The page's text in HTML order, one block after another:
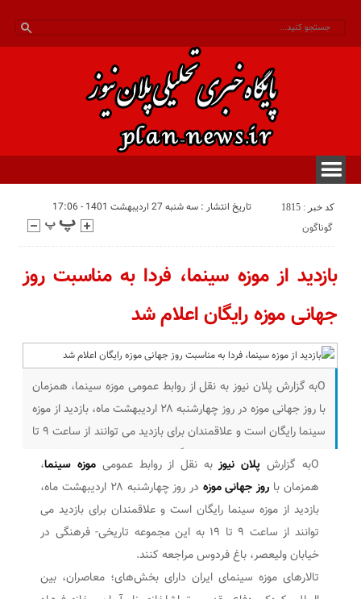
کد خبر : 1815
تاریخ انتشار : سه شنبه 27 اردیبهشت 1401 - 17:06
گوناگون
بازدید از موزه سینما، فردا به مناسبت روز
جهانی موزه رایگان اعلام شد
Oبه گزارش پلان نیوز به نقل از روابط عمومی موزه سینما، همزمان
با روز جهانی موزه در روز چهارشنبه ۲۸ اردیبهشت ماه، بازدید از موزه
سینما رایگان است و علاقمندان برای بازدید می توانند از ساعت ۹ تا
۱۹ به این مجموعه تاریخی- فرهنگی در خیابان ولیعصر، باغ فردوس
مراجعه کنند. تالارهای موزه سینمای ایران
Oبه گزارش پلان نیوزبه نقل از روابط عمومی موزه سینما،
همزمان با روز جهانی موزه
در روز چهارشنبه ۲۸ اردیبهشت ماه،
بازدید از موزه سینما رایگان است و علاقمندان برای بازدید می
توانند از ساعت ۹ تا ۱۹ به این مجموعه تاریخی- فرهنگی در
خیابان ولیعصر، باغ فردوس مراجعه کنند.
تالارهای موزه سینمای ایران دارای بخش‌های؛ معاصران، بین